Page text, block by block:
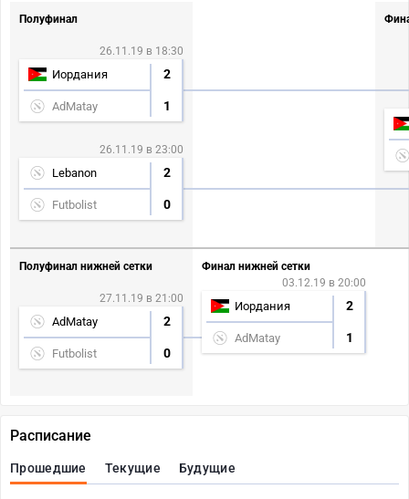
Полуфинал
26.11.19 в 18:30
Иордания 2
AdMatay 1
26.11.19 в 23:00
Lebanon 2
Futbolist 0
Полуфинал нижней сетки
27.11.19 в 21:00
AdMatay 2
Futbolist 0
Финал нижней сетки
03.12.19 в 20:00
Иордания 2
AdMatay 1
Расписание
Прошедшие Текущие Будущие